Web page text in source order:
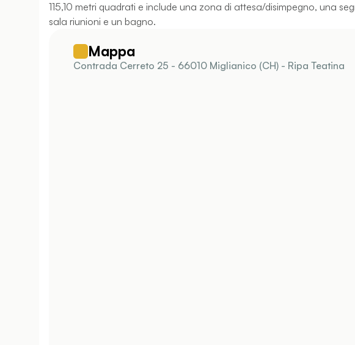
115,10 metri quadrati e include una zona di attesa/disimpegno, una
sala riunioni e un bagno.
Mappa
Contrada Cerreto 25 - 66010 Miglianico (CH) - Ripa Teatina